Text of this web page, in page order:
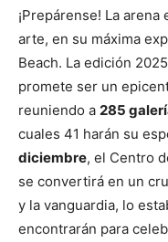
¡Prepárense! La
arte, en su máxima
Beach. La edición
promete ser un
reuniendo a 285
cuales 41 harán su
diciembre, el Centro
se convertirá en un
y la vanguardia, lo
encontrarán para